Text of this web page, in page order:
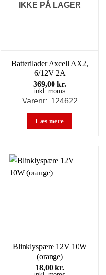
IKKE PÅ LAGER
Batterilader Axcell AX2,
6/12V 2A
369,00 kr.
inkl. moms
Varenr: 124622
Læs mere
Blinklyspære 12V 10W
(orange)
18,00 kr.